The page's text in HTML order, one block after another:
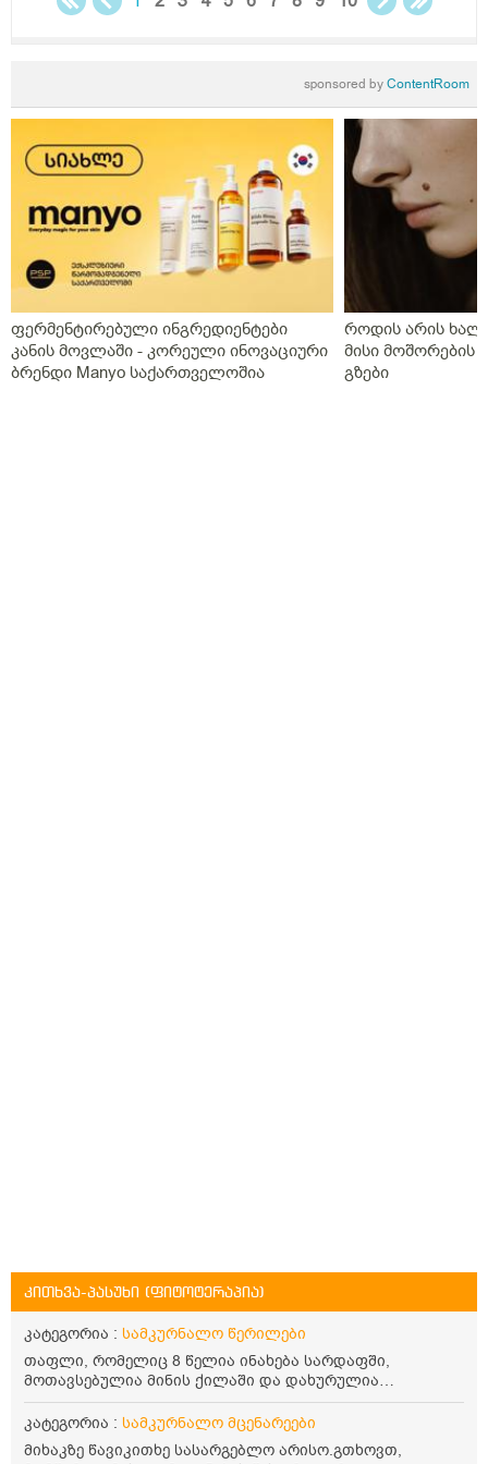
sponsored byContentRoom
ფერმენტირებული ინგრედიენტები
კანის მოვლაში - კორეული ინოვაციური
ბრენდი Manyo საქართველოშია
როდის არის
მისი მოშორების
გზები
კითხვა-პასუხი (ფიტოტერაპია)
კატეგორია : სამკურნალო წერილები
თაფლი, რომელიც 8 წელია ინახება სარდაფში,
მოთავსებულია მინის ქილაში და დახურულია
პლასტმასის სახურავით. ექნება თუ არა შენარჩუნებული
სასარგებლო თვისებები და შეიძლება თუ არა მისი
მირთმევა? გმადლობთ.
კატეგორია : სამკურნალო მცენარეები
მიხაკზე წავიკითხე სასარგებლო არისო.გთხოვთ,